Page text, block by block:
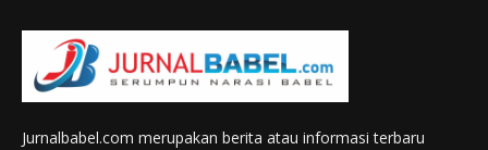
Jurnalbabel.com merupakan berita atau informasi terbaru